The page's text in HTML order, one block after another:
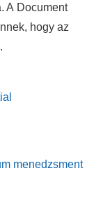
A Document
hogy az
menedzsment